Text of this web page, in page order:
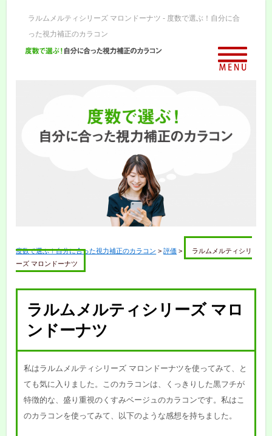
ラルムメルティシリーズ マロンドーナツ - 度数で選ぶ！自分に合
った視力補正のカラコン
度数で選ぶ！自分に合った視力補正のカラコン >評価 >
ラルムメルティシリ
ーズ マロンドーナツ
ラルムメルティシリーズ マロ
ンドーナツ
私はラルムメルティシリーズ マロンドーナツを使ってみて、と
ても気に入りました。このカラコンは、くっきりした黒フチが
特徴的な、盛り重視のくすみベージュのカラコンです。私はこ
のカラコンを使ってみて、以下のような感想を持ちました。